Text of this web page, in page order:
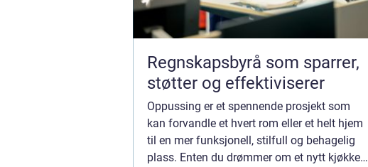
Regnskapsbyrå som sparrer,
støtter og effektiviserer
Oppussing er et spennende prosjekt som
kan forvandle et hvert rom eller et helt hjem
til en mer funksjonell, stilfull og behagelig
plass. Enten du drømmer om et nytt kjøkken,